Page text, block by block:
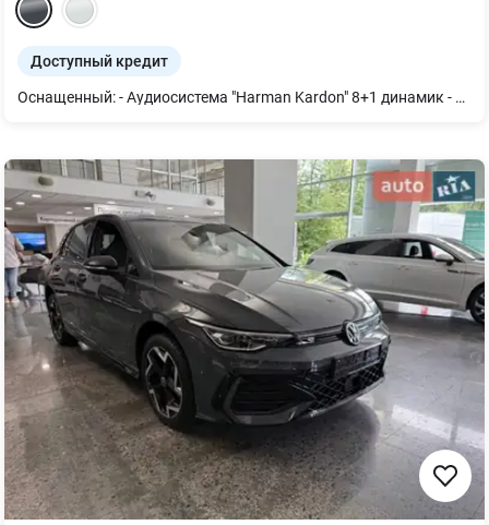
Доступный кредит
Оснащенный: - Аудиосистема "Harman Kardon" 8+1 динамик - Датчик дождя; Зеркало заднего вида с функцией автоматического затемнения - Пакет экстерьера "Black Style" в сочетании со светодиодными матричными фарами IQ.Light. Элементы экстерьера и внешние зеркала в черном цвете. Светодиодные матричные фары IQ.Light ближнего и дальнего света с LED дневным светом, динамическим кор - Система кругового обзора "Area View" включена с камерой заднего вида "Rear View" - Адаптивный круиз-контроль ACC вкл. систему фронтального контроля “Front Assist” с функцией экстренного торможения с системой обнаружения пешеходов и велосипедистов - Мультимедийная система "Ready 2 Discover" с 12.9 дюймовым цветным сенсорным дисплеем - Выбор профиля езды дает водителю возможность адаптировать различные характеристики систем автомобиля к текущей ситуации на дороге, необходимому комфорту во время движения и экономичному стилю вождения - Ассистент изменения полосы движения "Side Assist" вкл. ассистент помощи при движении задним ходом "Rear Traffic Alert" и система предупреждения при выходе из автомобиля "Exist warning system" - Digital Cockpit Pro цифровая панель приборов 10,2 дюйма, разрешение 1280 на 480 пикселей - Индикатор падения давления в колесах - Парктроник передний и задний облегчает маневрирование благодаря акустическому предупреждению при приближении к препятствиям спереди и сзади - Климат-контроль "Air Care Climatronic" с трехзонным регулированием микроклимата, антиаллергенным фильтром и дополнительными элементами управления кондиционером для задних пассажиров - Диски "Coventry" R17, легкосплавные с полированной поверхностью в черном цвете, 7.5J x 17, 225/45 R17 - Пакет «Парковка и комфорт» "Keyless Access" система безключевого запуска двигателя, открывание/закрывание дверей с функцией SAFELOCK; Сигнализация с датчиками охраны внутреннего пространства, автономной сиреной, защитой от буксования; Парковочный ассистент "Park Assist". - Ассистент дальнего света "Light Assist" вкл. пакет "Свет и обзор" - Фоновое освещение интерьера (30 цветов)